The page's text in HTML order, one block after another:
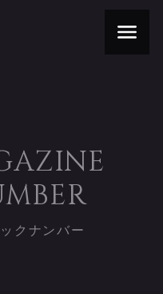
クナンバー